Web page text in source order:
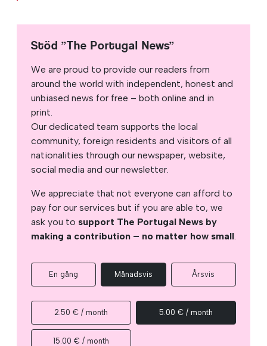
Stöd ”The Portugal News”
We are proud to provide our readers from
around the world with independent, honest and
unbiased news for free – both online and in
print.
Our dedicated team supports the local
community, foreign residents and visitors of all
nationalities through our newspaper, website,
social media and our newsletter.
We appreciate that not everyone can afford to
pay for our services but if you are able to, we
ask you to support The Portugal News by
making a contribution – no matter how small.
En gång Månadsvis Årsvis
2.50 € / month 5.00 € / month
15.00 € / month